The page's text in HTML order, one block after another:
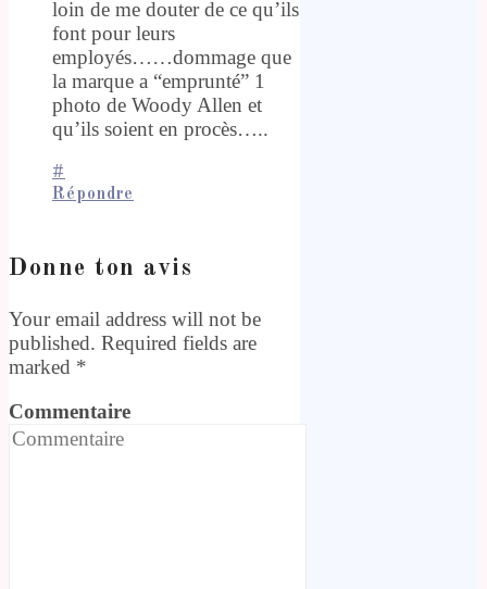
loin de me douter de ce qu’ils
font pour leurs
employés……dommage que
la marque a “emprunté” 1
photo de Woody Allen et
qu’ils soient en procès…..
#
Répondre
Donne ton avis
Your email address will not be
published. Required fields are
marked *
Commentaire